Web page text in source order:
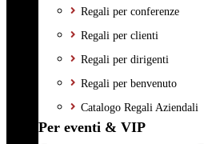
Regali per conferenze
Regali per clienti
Regali per dirigenti
Regali per benvenuto
Catalogo Regali Aziendali
Per eventi & VIP